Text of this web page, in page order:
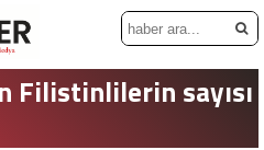
Filistinlilerin sayısı